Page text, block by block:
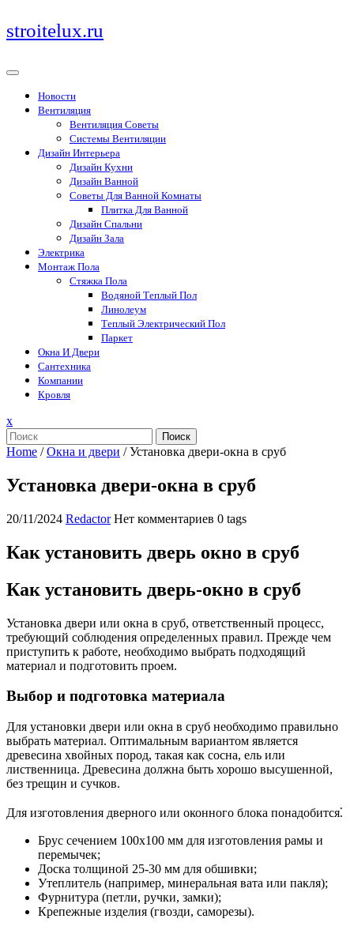
Перейти
к
stroitelux.ru
Новости
Вентиляция
Вентиляция Советы
Системы Вентиляции
Дизайн Интерьера
Дизайн Кухни
Дизайн Ванной
Советы Для Ванной Комнаты
Плитка Для Ванной
Дизайн Спальни
Дизайн Зала
Электрика
Монтаж Пола
Стяжка Пола
Водяной Теплый Пол
Линолеум
Теплый Электрический Пол
Паркет
Окна И Двери
Сантехника
Компании
Кровля
xЗакрыть
меню
Поиск
Home /Окна и двери /Установка двери-окна в сруб
Установка двери-окна в сруб
20/11/2024 Redactor Нет комментариев 0 tags
Как установить дверь окно в сруб
Как установить дверь-окно в сруб
Установка двери или окна в сруб, ответственный процесс,
требующий соблюдения определенных правил. Прежде чем
приступить к работе, необходимо выбрать подходящий
материал и подготовить проем.
Выбор и подготовка материала
Для установки двери или окна в сруб необходимо правильно
выбрать материал. Оптимальным вариантом является
древесина хвойных пород, такая как сосна, ель или
лиственница. Древесина должна быть хорошо высушенной,
без трещин и сучков.
Для изготовления дверного или оконного блока понадобится⁚
Брус сечением 100х100 мм для изготовления рамы и
перемычек;
Доска толщиной 25-30 мм для обшивки;
Утеплитель (например, минеральная вата или пакля);
Фурнитура (петли, ручки, замки);
Крепежные изделия (гвозди, саморезы).